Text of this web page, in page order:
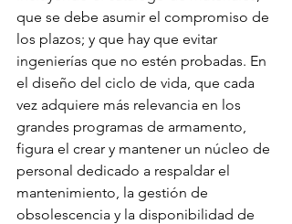
que se debe asumir el compromiso de
los plazos; y que hay que evitar
ingenierías que no estén probadas. En
el diseño del ciclo de vida, que cada
vez adquiere más relevancia en los
grandes programas de armamento,
figura el crear y mantener un núcleo de
personal dedicado a respaldar el
mantenimiento, la gestión de
obsolescencia y la disponibilidad de